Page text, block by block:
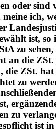
dürfen
oder sind
ich,
ist, so
zu sehen,
an die ZSt.
die ZSt. hat
zu
zu